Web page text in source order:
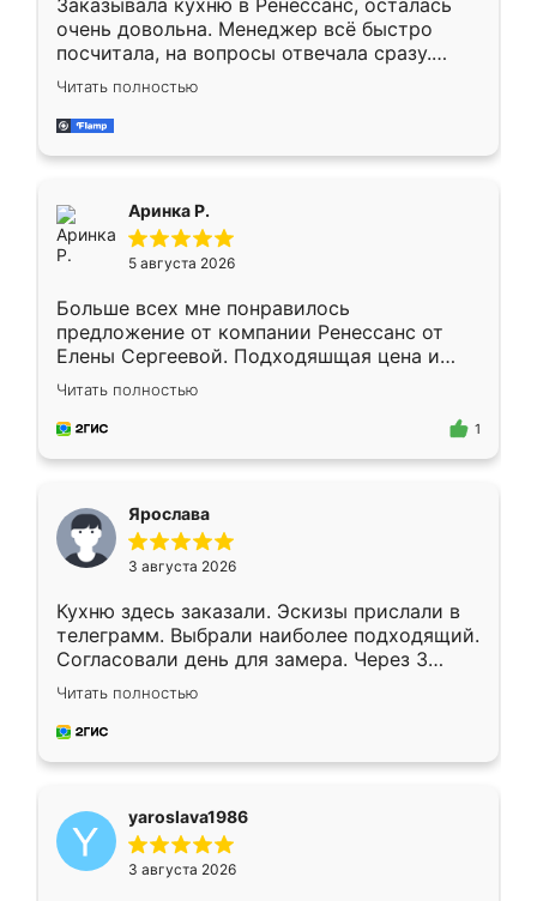
Заказывала кухню в Ренессанс, осталась
очень довольна. Менеджер всё быстро
посчитала, на вопросы отвечала сразу.
Замерщик приехал в субботу, подошёл к
делу со всей ответственностью. Собрали
за день, ребята работали аккуратно, даже
Читать полностью
Аринка Р.
5 августа 2026
Больше всех мне понравилось
предложение от компании Ренессанс от
Елены Сергеевой. Подходяшщая цена и
короткие сроки изготовления. Приехавший
для замера сотрудник Владислав
предложил по моему эскизу самый
Читать полностью
1
Ярослава
3 августа 2026
Кухню здесь заказали. Эскизы прислали в
телеграмм. Выбрали наиболее подходящий.
Согласовали день для замера. Через 3
недели кухня была уже готова. Остались
довольны работой. Спасибо Ренессанс
мебель за качественную работу!
Читать полностью
yaroslava1986
3 августа 2026